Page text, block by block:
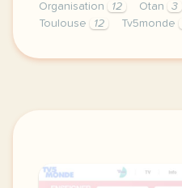
Organisation
12 Otan 3
Toulouse
12 Tv5monde
le respect de votre